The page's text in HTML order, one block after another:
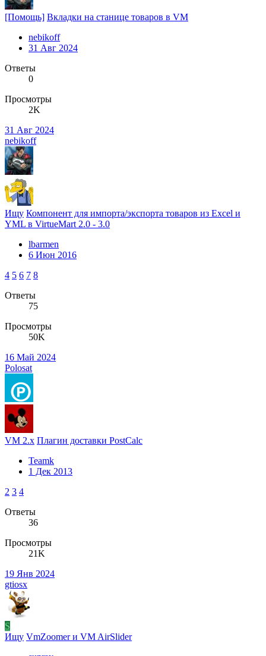
[Помощь] Вкладки на станице товаров в VM
nebikoff
31 Авг 2024
Ответы
0
Просмотры
2K
31 Авг 2024
nebikoff
Ищу Компонент для импорта/экспорта товаров из Excel и
YML в VirtueMart 2.0 - 3.0
lbarmen
6 Июн 2016
4 5 6 7 8
Ответы
75
Просмотры
50K
16 Май 2024
Polosat
VM 2.x Плагин доставки PostCalc
Teamk
1 Дек 2013
2 3 4
Ответы
36
Просмотры
21K
19 Янв 2024
gtiosx
S
Ищу VmZoomer и VM AirSlider